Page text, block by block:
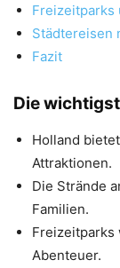
Freizeitparks
Städtereisen
Fazit
Die
Holland
Attraktionen.
Die Strände
Familien.
Freizeitparks
Abenteuer.